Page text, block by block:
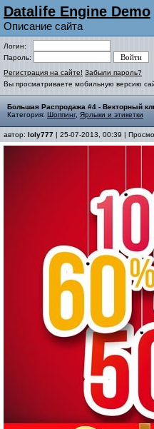
Datalife Engine Demo
Описание сайта
Логин:
Пароль:
Регистрация на сайте! Забыли пароль?
Вы просматриваете мобильную версию
Большая Распродажа #4 - Векторный
Категория: Шоппинг, Ярлыки и этикетки
автор: loly777 | 25-07-2013, 00:39 |